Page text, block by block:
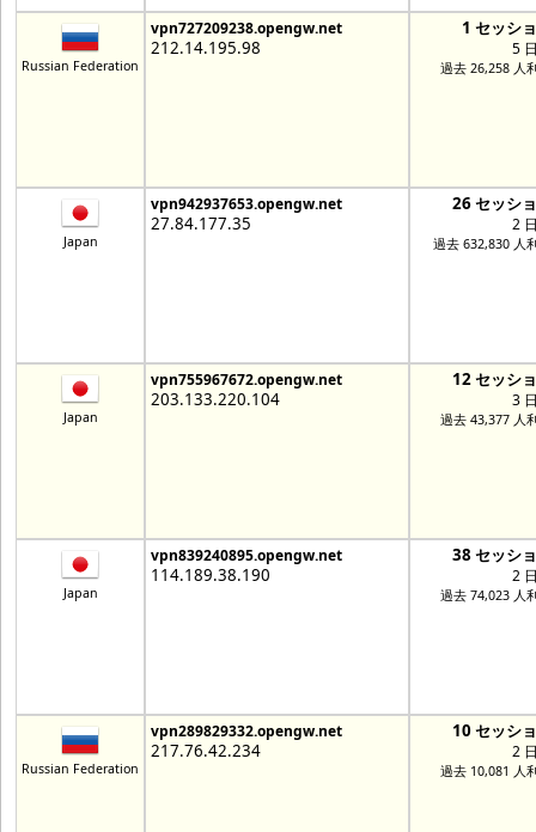
Russian Federation
vpn727209238.opengw.net
212.14.195.98
1 セッシ
5
過去 26,258 人
Japan
vpn942937653.opengw.net
27.84.177.35
26 セッシ
2
過去 632,830 人
Japan
vpn755967672.opengw.net
203.133.220.104
12 セッシ
3
過去 43,377 人
Japan
vpn839240895.opengw.net
114.189.38.190
38 セッシ
2
過去 74,023 人
Russian Federation
vpn289829332.opengw.net
217.76.42.234
10 セッシ
2
過去 10,081 人